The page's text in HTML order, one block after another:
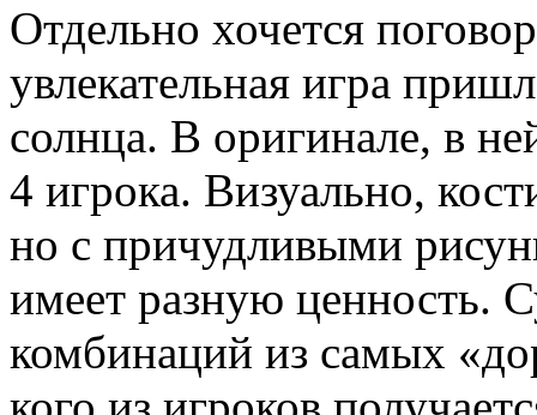
Отдельно хочется
увлекательная игра
солнца. В оригинале, в
4 игрока. Визуально,
но с причудливыми
имеет разную ценность.
комбинаций из самых